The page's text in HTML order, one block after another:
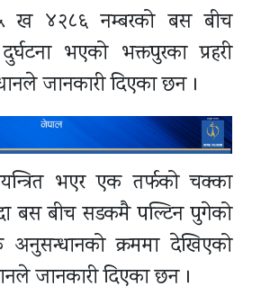
५ ख ४२८६ नम्बरको बस बीच
भएको भक्तपुरका प्रहरी
जानकारी दिएका छन ।
भएर एक तर्फको चक्का
बस बीच सडकमै पल्टिन पुगेको
अनुसन्धानको क्रममा देखिएको
जानकारी दिएका छन ।